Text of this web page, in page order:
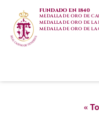
FUNDADO EN 1840
MEDALLA DE ORO DE
MEDALLA DE ORO DE LA
MEDALLA DE ORO DE LA
«